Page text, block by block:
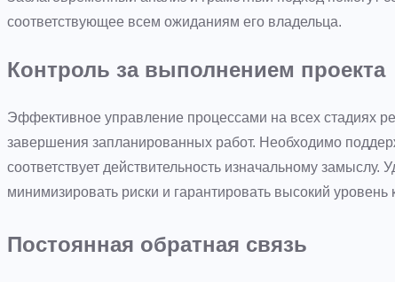
соответствующее всем ожиданиям его владельца.
Контроль за выполнением проекта
Эффективное управление процессами на всех стадиях
завершения запланированных работ. Необходимо
соответствует действительность изначальному
минимизировать риски и гарантировать высокий уровень
Постоянная обратная связь